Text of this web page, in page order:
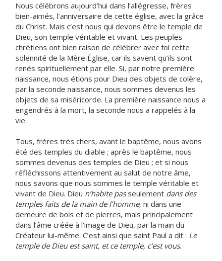
Nous célébrons aujourd’hui dans l’allégresse, frères
bien-aimés, l’anniversaire de cette église, avec la grâce
du Christ. Mais c’est nous qui devons être le temple de
Dieu, son temple véritable et vivant. Les peuples
chrétiens ont bien raison de célébrer avec foi cette
solennité de la Mère Église, car ils savent qu’ils sont
renés spirituellement par elle. Si, par notre première
naissance, nous étions pour Dieu des objets de colère,
par la seconde naissance, nous sommes devenus les
objets de sa miséricorde. La première naissance nous a
engendrés à la mort, la seconde nous a rappelés à la
vie.
Tous, frères très chers, avant le baptême, nous avons
été des temples du diable ; après le baptême, nous
sommes devenus des temples de Dieu ; et si nous
réfléchissons attentivement au salut de notre âme,
nous savons que nous sommes le temple véritable et
vivant de Dieu. Dieu n’habite passeulement dans des
temples faits de la main de l’homme, ni dans une
demeure de bois et de pierres, mais principalement
dans l’âme créée à l’image de Dieu, par la main du
Créateur lui-même. C’est ainsi que saint Paul a dit : Le
temple de Dieu est saint, et ce temple, c’est vous.